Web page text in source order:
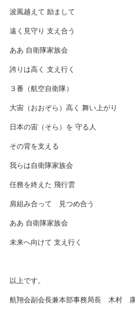
波風越えて 励まして
遠く見守り 支え合う
ああ 自衛隊家族会
誇りは高く 支え行く
３番（航空自衛隊）
大宙（おおぞら）高く 舞い上がり
日本の宙（そら）を 守る人
その背を支える
我らは自衛隊家族会
任務を終えた 飛行雲
肩組み合って 見つめ合う
ああ 自衛隊家族会
未来へ向けて 支え行く
以上です。
航翔会副会長兼本部事務局長 木村 康